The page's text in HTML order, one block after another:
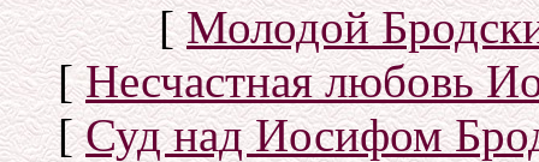
[Молодой
[Несчастная любовь
[Суд над Иосифом